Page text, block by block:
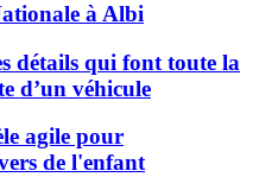
à Albi
détails qui font toute la
d’un véhicule
agile pour
de l'enfant